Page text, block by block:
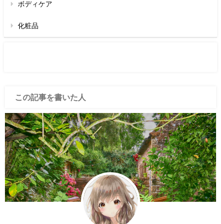
ボディケア
化粧品
この記事を書いた人